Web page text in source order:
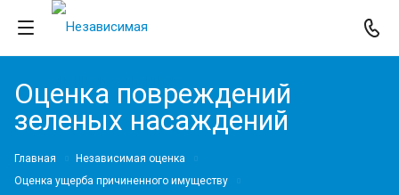
Оценка повреждений
зеленых насаждений
Главная
Независимая оценка
Оценка ущерба причиненного имуществу